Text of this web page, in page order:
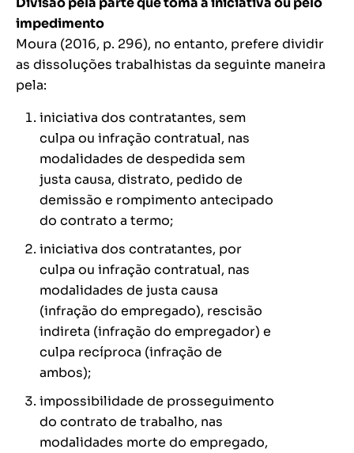
impedimento
Moura (2016, p. 296), no entanto, prefere dividir
as dissoluções trabalhistas da seguinte maneira
pela:
iniciativa dos contratantes, sem
culpa ou infração contratual, nas
modalidades de despedida sem
justa causa, distrato, pedido de
demissão e rompimento antecipado
do contrato a termo;
iniciativa dos contratantes, por
culpa ou infração contratual, nas
modalidades de justa causa
(infração do empregado), rescisão
indireta (infração do empregador) e
culpa recíproca (infração de
ambos);
impossibilidade de prosseguimento
do contrato de trabalho, nas
modalidades morte do empregado,